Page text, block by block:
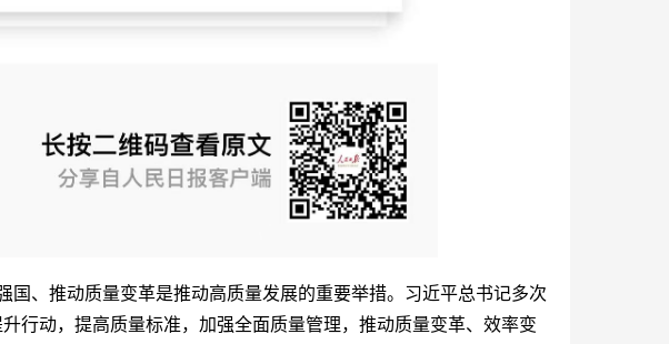
国、推动质量变革是推动高质量发展的重要举措。习近平总书记多次
行动，提高质量标准，加强全面质量管理，推动质量变革、效率变